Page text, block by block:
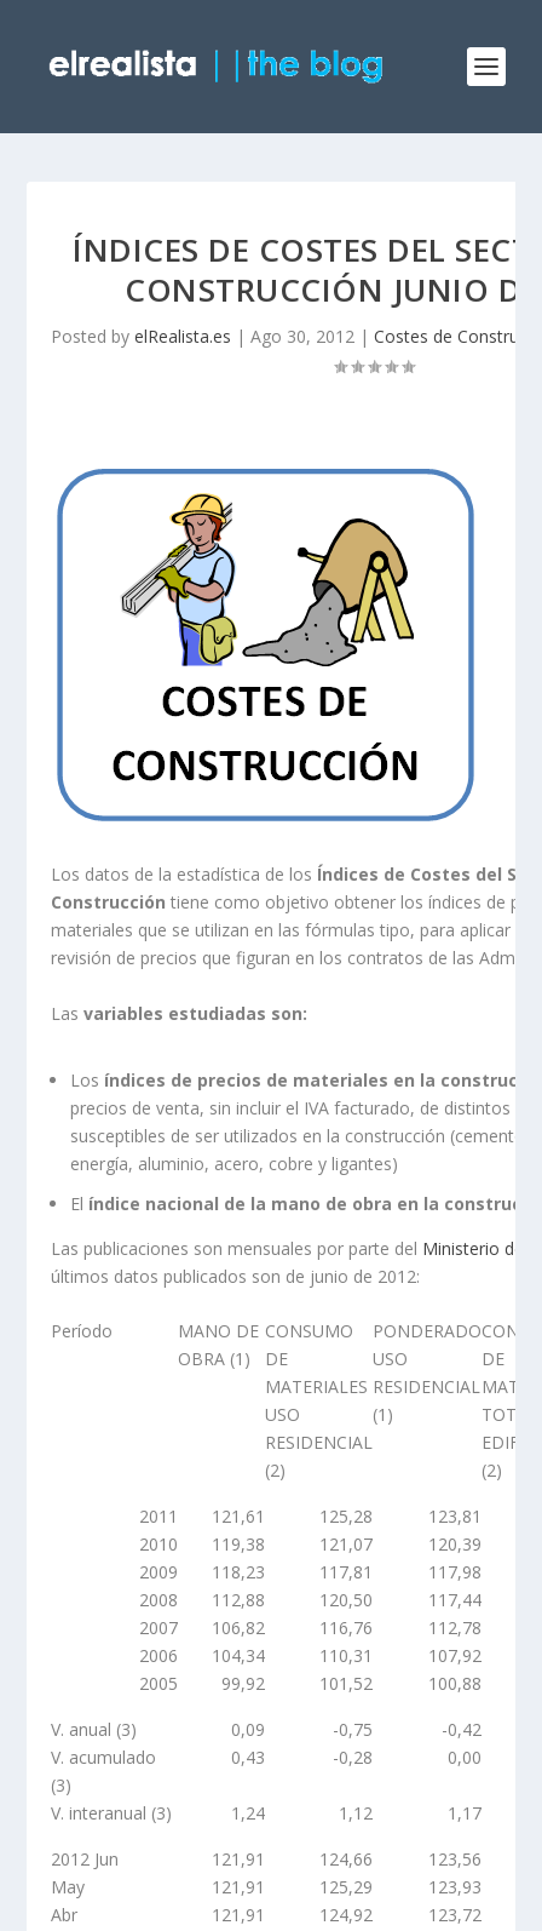
ÍNDICES DE COSTES DEL
CONSTRUCCIÓN JUNIO
Posted byelRealista.es |Ago 30, 2012 |Costes de
Los datos de la estadística de los Índices de Costes del
Construcción tiene como objetivo obtener los índices de
materiales que se utilizan en las fórmulas tipo, para aplicar a
revisión de precios que figuran en los contratos de las
Lasvariables estudiadas son:
Los índices de precios de materiales en la
precios de venta, sin incluir el IVA facturado, de distintos
susceptibles de ser utilizados en la construcción (cemento,
energía, aluminio, acero, cobre y ligantes)
El índice nacional de la mano de obra en la
Las publicaciones son mensuales por parte del Ministerio de
últimos datos publicados son de junio de 2012:
Período
MANO DE
OBRA (1)
CONSUMO
DE
MATERIALES
USO
RESIDENCIAL
(2)
PONDERADO
USO
RESIDENCIAL
(1)
DE
TOTAL
(2)
2011
121,61 125,28 123,81
2010
119,38 121,07 120,39
2009
118,23 117,81 117,98
2008
112,88 120,50 117,44
2007
106,82 116,76 112,78
2006
104,34 110,31 107,92
2005
99,92 101,52 100,88
V. anual (3)
0,09 -0,75
-0,42
V. acumulado
(3)
0,43 -0,28 0,00
V. interanual (3) 1,24 1,12
1,17
2012 Jun
121,91 124,66 123,56
May
121,91 125,29 123,93
Abr
121,91 124,92 123,72